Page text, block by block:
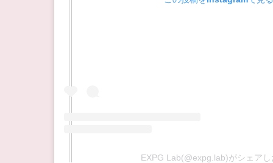
EXPG Lab(@expg.lab)がシェアし